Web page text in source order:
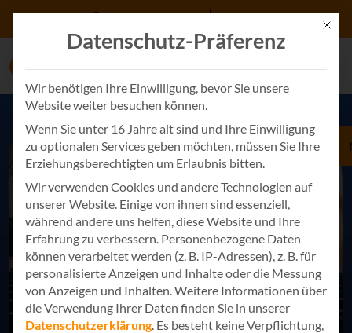
Zum Inhalt springen
Mit
Datenschutz-Präferenz
Wir benötigen Ihre Einwilligung, bevor Sie unsere
Website weiter besuchen können.
Wenn Sie unter 16 Jahre alt sind und Ihre Einwilligung
zu optionalen Services geben möchten, müssen Sie Ihre
Erziehungsberechtigten um Erlaubnis bitten.
Wir verwenden Cookies und andere Technologien auf
unserer Website. Einige von ihnen sind essenziell,
während andere uns helfen, diese Website und Ihre
Erfahrung zu verbessern. Personenbezogene Daten
können verarbeitet werden (z. B. IP-Adressen), z. B. für
personalisierte Anzeigen und Inhalte oder die Messung
von Anzeigen und Inhalten.Weitere Informationen über
die Verwendung Ihrer Daten finden Sie in unserer
Datenschutzerklärung. Es besteht keine Verpflichtung,